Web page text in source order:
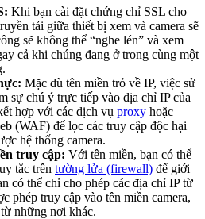
Khi bạn cài đặt chứng chỉ SSL cho
tải giữa thiết bị xem và camera sẽ
sẽ không thể “nghe lén” và xem
cả khi chúng đang ở trong cùng một
Mặc dù tên miền trỏ về IP, việc sử
sự chú ý trực tiếp vào địa chỉ IP của
hợp với các dịch vụ proxy hoặc
(WAF) để lọc các truy cập độc hại
hệ thống camera.
truy cập: Với tên miền, bạn có thể
tắc trên tường lửa (firewall) để giới
có thể chỉ cho phép các địa chỉ IP từ
phép truy cập vào tên miền camera,
những nơi khác.